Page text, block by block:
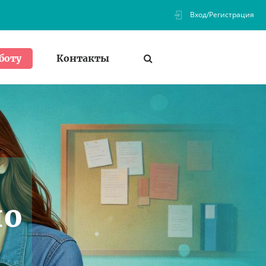
Вход/Регистрация
Контакты